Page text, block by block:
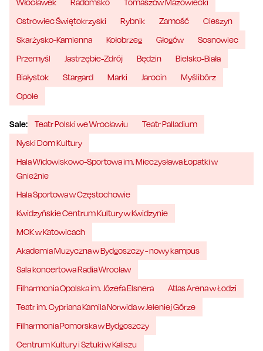
Ostrowiec Świętokrzyski
Rybnik Zamość
Cieszyn
Skarżysko-Kamienna
Kołobrzeg Głogów
Sosnowiec
Przemyśl
Jastrzębie-Zdrój Będzin
Bielsko-Biała
Białystok
Stargard Marki Jarocin
Myślibórz
Opole
Sale: Teatr Polski we Wrocławiu
Teatr Palladium
Nyski Dom Kultury
Hala Widowiskowo-Sportowa im. Mieczysława Łopatki w
Gnieźnie
Hala Sportowa w Częstochowie
Kwidzyńskie Centrum Kultury w Kwidzynie
MCK w Katowicach
Akademia Muzyczna w Bydgoszczy - nowy kampus
Sala koncertowa Radia Wrocław
Filharmonia Opolska im. Józefa Elsnera
Atlas Arena w Łodzi
Teatr im. Cypriana Kamila Norwida w Jeleniej Górze
Filharmonia Pomorska w Bydgoszczy
Centrum Kultury i Sztuki w Kaliszu